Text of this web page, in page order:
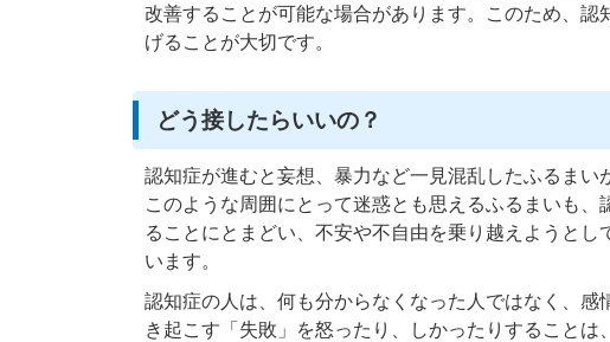
改善することが可能な場合があります。このため、
げることが大切です。
どう接したらいいの？
認知症が進むと妄想、暴力など一見混乱したふるまい
このような周囲にとって迷惑とも思えるふるまいも
ることにとまどい、不安や不自由を乗り越えようと
います。
認知症の人は、何も分からなくなった人ではなく、感
き起こす「失敗」を怒ったり、しかったりすることは